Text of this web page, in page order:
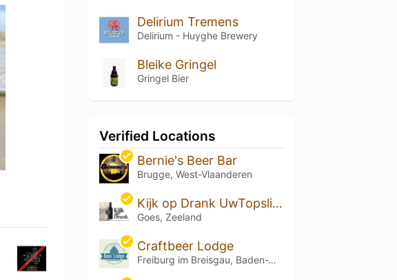
Delirium Tremens
Delirium - Huyghe Brewery
Bleike Gringel
Gringel Bier
Verified Locations
Bernie's Beer Bar
Brugge, West-Vlaanderen
Kijk op Drank UwTopslijter en Wijnkringwinkel
Goes, Zeeland
Craftbeer Lodge
Freiburg im Breisgau, Baden-Württemberg